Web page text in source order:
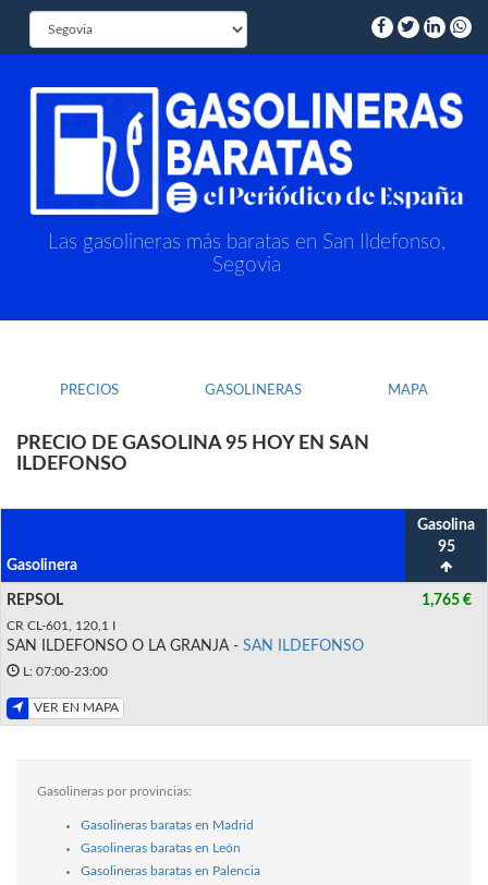
Las gasolineras más baratas en San Ildefonso,
Segovia
PRECIOS GASOLINERAS MAPA
PRECIO DE GASOLINA 95 HOY EN SAN
ILDEFONSO
Gasolinera
Gasolina
95
REPSOL
CR CL-601, 120,1 I
SAN ILDEFONSO O LA GRANJA - SAN ILDEFONSO
L: 07:00-23:00
VER EN MAPA
1,765 €
Gasolineras por provincias:
Gasolineras baratas en Madrid
Gasolineras baratas en León
Gasolineras baratas en Palencia